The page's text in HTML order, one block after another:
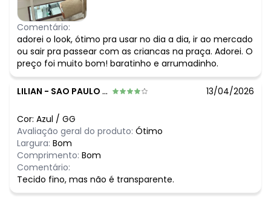
Comentário:
adorei o look, ótimo pra usar no dia a dia, ir ao mercado
ou sair pra passear com as criancas na praça. Adorei. O
preço foi muito bom! baratinho e arrumadinho.
LILIAN - SAO PAULO - SP 13/04/2026
Cor: Azul / GG
Avaliação geral do produto: Ótimo
Largura: Bom
Comprimento: Bom
Comentário:
Tecido fino, mas não é transparente.